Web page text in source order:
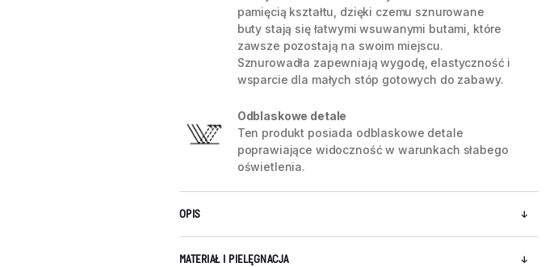
pamięcią kształtu, dzięki czemu sznurowane
buty stają się łatwymi wsuwanymi butami, które
zawsze pozostają na swoim miejscu.
Sznurowadła zapewniają wygodę, elastyczność i
wsparcie dla małych stóp gotowych do zabawy.
Odblaskowe detale
Ten produkt posiada odblaskowe detale
poprawiające widoczność w warunkach słabego
oświetlenia.
OPIS
MATERIAŁ I PIELĘGNACJA